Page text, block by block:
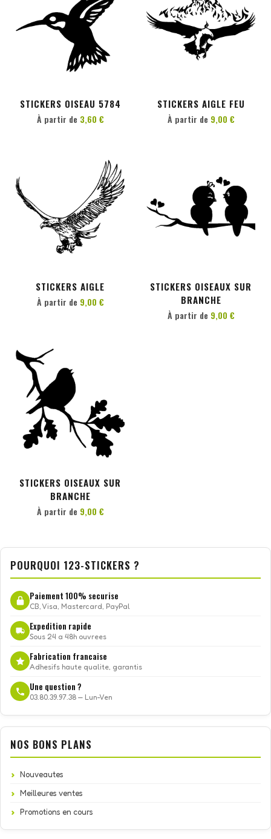
STICKERS OISEAU 5784
PERSONNALISER
À partir de 3,60 €
STICKERS AIGLE FEU
À partir de 9,00 €
STICKERS AIGLE
PERSONNALISER
À partir de 9,00 €
STICKERS OISEAUX SUR
BRANCHE
À partir de 9,00 €
STICKERS OISEAUX SUR
BRANCHE
PERSONNALISER
À partir de 9,00 €
POURQUOI 123-STICKERS ?
Paiement 100% securise
CB, Visa, Mastercard, PayPal
Expedition rapide
Sous 24 a 48h ouvrees
Fabrication francaise
Adhesifs haute qualite, garantis
Une question ?
03.80.39.97.38 — Lun-Ven
NOS BONS PLANS
Nouveautes
Meilleures ventes
Promotions en cours